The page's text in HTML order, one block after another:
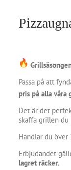
Passa på att
pris på alla våra
Det är det
skaffa grillen du
Handlar du
Erbjudandet
lagret räcker.